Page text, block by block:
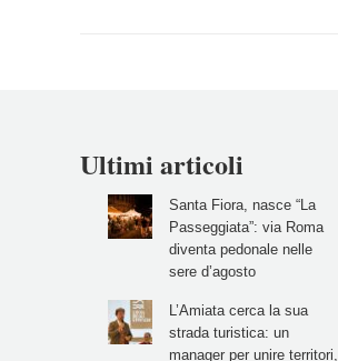
Ultimi articoli
Santa Fiora, nasce “La
Passeggiata”: via Roma
diventa pedonale nelle
sere d’agosto
L’Amiata cerca la sua
strada turistica: un
manager per unire territori,